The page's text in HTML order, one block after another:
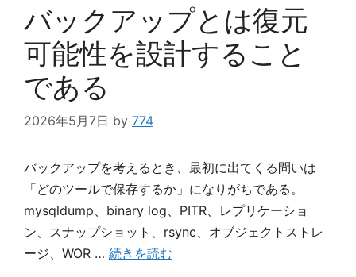
バックアップとは復元
可能性を設計すること
である
2026年5月7日 by 774
バックアップを考えるとき、最初に出てくる問いは
「どのツールで保存するか」になりがちである。
mysqldump、binary log、PITR、レプリケーショ
ン、スナップショット、rsync、オブジェクトストレ
ージ、WOR … 続きを読む